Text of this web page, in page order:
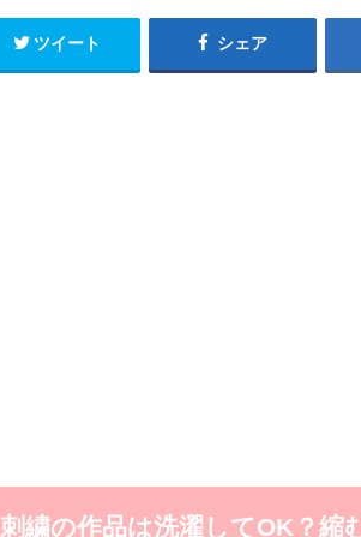
ツイート シェア
刺繍の作品は洗濯してOK？縮